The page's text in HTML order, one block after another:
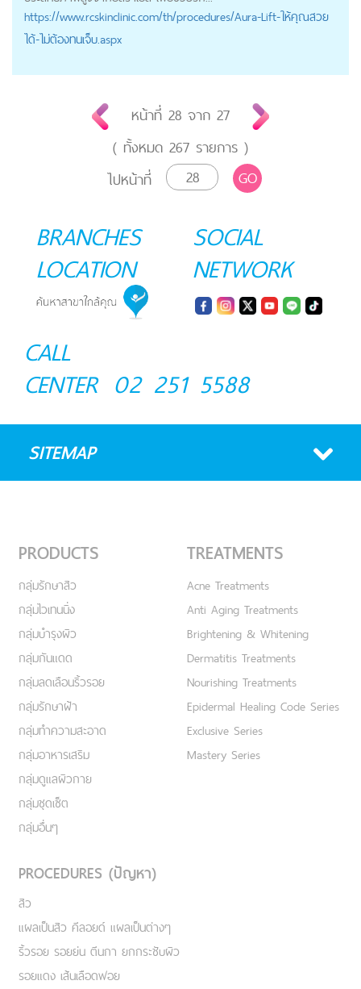
https://www.rcskinclinic.com/th/procedures/Aura-Lift-ให้คุณสวย
ได้-ไม่ต้องทนเจ็บ.aspx
หน้าที่ 28 จาก 27
( ทั้งหมด 267 รายการ )
ไปหน้าที่
GO
BRANCHES
LOCATION
SOCIAL
NETWORK
CALL
CENTER 02 251 5588
SITEMAP
PRODUCTS
กลุ่มรักษาสิว
กลุ่มไวเทนนิ่ง
กลุ่มบำรุงผิว
กลุ่มกันแดด
กลุ่มลดเลือนริ้วรอย
กลุ่มรักษาฝ้า
กลุ่มทำความสะอาด
กลุ่มอาหารเสริม
กลุ่มดูแลผิวกาย
กลุ่มชุดเซ็ต
กลุ่มอื่นๆ
TREATMENTS
Acne Treatments
Anti Aging Treatments
Brightening & Whitening
Dermatitis Treatments
Nourishing Treatments
Epidermal Healing Code Series
Exclusive Series
Mastery Series
PROCEDURES (ปัญหา)
สิว
แผลเป็นสิว คีลอยด์ แผลเป็นต่างๆ
ริ้วรอย รอยย่น ตีนกา ยกกระชับผิว
รอยแดง เส้นเลือดฟอย